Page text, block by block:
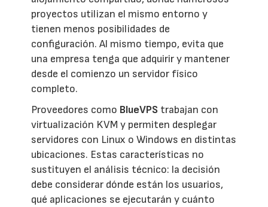
proyectos utilizan el mismo entorno y
tienen menos posibilidades de
configuración. Al mismo tiempo, evita que
una empresa tenga que adquirir y mantener
desde el comienzo un servidor físico
completo.
Proveedores como BlueVPS trabajan con
virtualización KVM y permiten desplegar
servidores con Linux o Windows en distintas
ubicaciones. Estas características no
sustituyen el análisis técnico: la decisión
debe considerar dónde están los usuarios,
qué aplicaciones se ejecutarán y cuánto